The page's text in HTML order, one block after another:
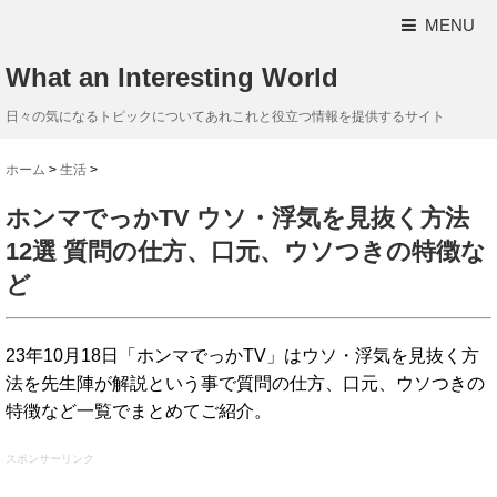
MENU
What an Interesting World
日々の気になるトピックについてあれこれと役立つ情報を提供するサイト
ホーム > 生活 >
ホンマでっかTV ウソ・浮気を見抜く方法
12選 質問の仕方、口元、ウソつきの特徴な
ど
23年10月18日「ホンマでっかTV」はウソ・浮気を見抜く方
法を先生陣が解説という事で質問の仕方、口元、ウソつきの
特徴など一覧でまとめてご紹介。
スポンサーリンク